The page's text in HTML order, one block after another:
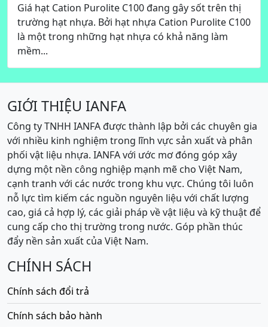
Giá hạt Cation Purolite C100 đang gây sốt trên thị
trường hạt nhựa. Bởi hạt nhựa Cation Purolite C100
là một trong những hạt nhựa có khả năng làm
mềm...
GIỚI THIỆU IANFA
Công ty TNHH IANFA được thành lập bởi các chuyên gia
với nhiều kinh nghiệm trong lĩnh vực sản xuất và phân
phối vật liệu nhựa. IANFA với ước mơ đóng góp xây
dựng một nền công nghiệp mạnh mẽ cho Việt Nam,
cạnh tranh với các nước trong khu vực. Chúng tôi luôn
nỗ lực tìm kiếm các nguồn nguyên liệu với chất lượng
cao, giá cả hợp lý, các giải pháp về vật liệu và kỹ thuật để
cung cấp cho thị trường trong nước. Góp phần thúc
đẩy nền sản xuất của Việt Nam.
CHÍNH SÁCH
Chính sách đổi trả
Chính sách bảo hành